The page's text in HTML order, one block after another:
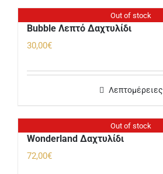
Out of stock
Bubble Λεπτό Δαχτυλίδι
30,00€
Λεπτομέρειες
Out of stock
Wonderland Δαχτυλίδι
72,00€